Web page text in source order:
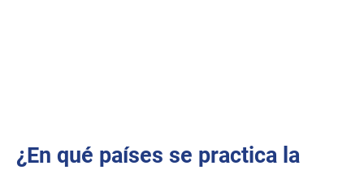
¿En qué países se practica la